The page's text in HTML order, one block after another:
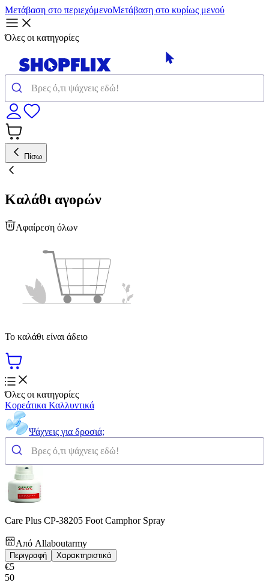
Μετάβαση στο περιεχόμενοΜετάβαση στο κυρίως μενού
Όλες οι κατηγορίες
Πίσω
Καλάθι αγορών
Αφαίρεση όλων
Το καλάθι είναι άδειο
Όλες οι κατηγορίες
Κορεάτικα Καλλυντικά
Ψάχνεις για δροσιά;
Care Plus CP-38205 Foot Camphor Spray
Από Allaboutarmy
Περιγραφή Χαρακτηριστικά
€5
50